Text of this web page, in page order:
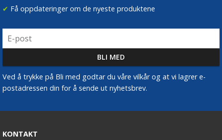
✔ Få oppdateringer om de nyeste produktene
Ved å trykke på Bli med godtar du våre vilkår og at vi lagrer e-
postadressen din for å sende ut nyhetsbrev.
KONTAKT